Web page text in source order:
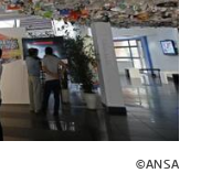
©ANSA